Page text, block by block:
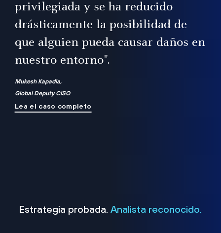
privilegiada y se ha reducido
drásticamente la posibilidad de
que alguien pueda causar daños en
nuestro entorno".
Mukesh Kapadia,
Global Deputy CISO
Lea el caso completo
Estrategia probada. Analista reconocido.